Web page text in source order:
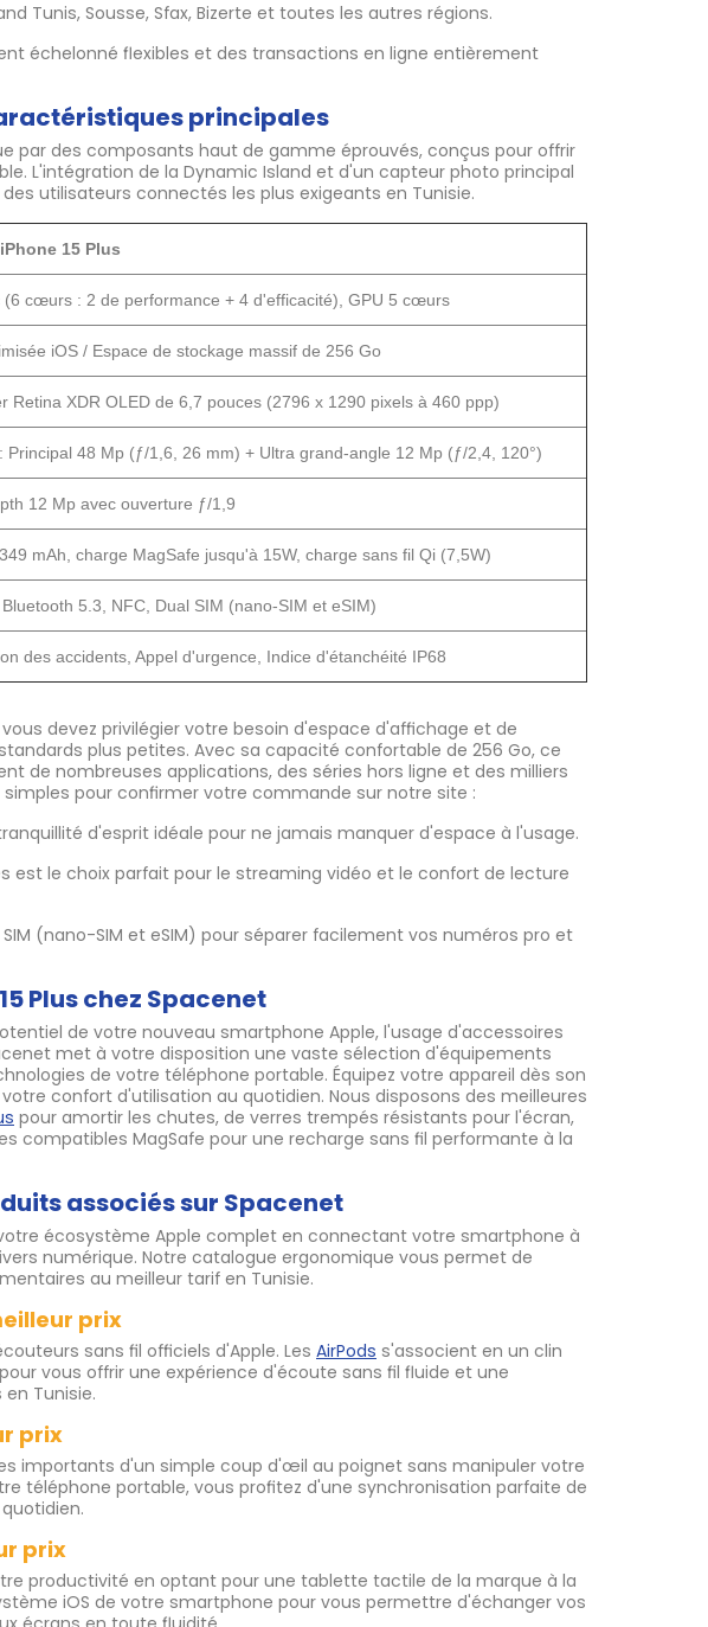
Tunis, Sousse, Sfax, Bizerte et toutes les autres régions.
échelonné flexibles et des transactions en ligne entièrement
principales
par des composants haut de gamme éprouvés, conçus pour offrir
L'intégration de la Dynamic Island et d'un capteur photo principal
utilisateurs connectés les plus exigeants en Tunisie.
15 Plus
(6 cœurs : 2 de performance + 4 d'efficacité), GPU 5 cœurs
iOS / Espace de stockage massif de 256 Go
Retina XDR OLED de 6,7 pouces (2796 x 1290 pixels à 460 ppp)
Principal 48 Mp (ƒ/1,6, 26 mm) + Ultra grand-angle 12 Mp (ƒ/2,4, 120°)
12 Mp avec ouverture ƒ/1,9
mAh, charge MagSafe jusqu'à 15W, charge sans fil Qi (7,5W)
5.3, NFC, Dual SIM (nano-SIM et eSIM)
des accidents, Appel d'urgence, Indice d'étanchéité IP68
vous devez privilégier votre besoin d'espace d'affichage et de
plus petites. Avec sa capacité confortable de 256 Go, ce
de nombreuses applications, des séries hors ligne et des milliers
pour confirmer votre commande sur notre site :
d'esprit idéale pour ne jamais manquer d'espace à l'usage.
est le choix parfait pour le streaming vidéo et le confort de lecture
(nano-SIM et eSIM) pour séparer facilement vos numéros pro et
Plus chez Spacenet
de votre nouveau smartphone Apple, l'usage d'accessoires
met à votre disposition une vaste sélection d'équipements
de votre téléphone portable. Équipez votre appareil dès son
confort d'utilisation au quotidien. Nous disposons des meilleures
pour amortir les chutes, de verres trempés résistants pour l'écran,
compatibles MagSafe pour une recharge sans fil performante à la
associés sur Spacenet
écosystème Apple complet en connectant votre smartphone à
numérique. Notre catalogue ergonomique vous permet de
au meilleur tarif en Tunisie.
prix
sans fil officiels d'Apple. Les AirPods s'associent en un clin
vous offrir une expérience d'écoute sans fil fluide et une
Tunisie.
prix
importants d'un simple coup d'œil au poignet sans manipuler votre
téléphone portable, vous profitez d'une synchronisation parfaite de
prix
productivité en optant pour une tablette tactile de la marque à la
iOS de votre smartphone pour vous permettre d'échanger vos